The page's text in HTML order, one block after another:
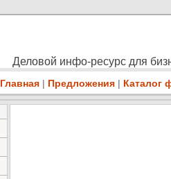
Деловой инфо-ресурс для
Главная | Предложения | Каталог